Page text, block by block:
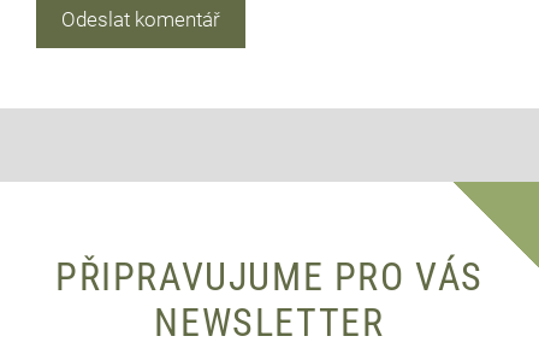
PŘIPRAVUJUME PRO VÁS
NEWSLETTER